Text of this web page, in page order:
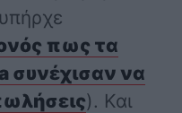
πως τα
συνέχισαν να
). Και